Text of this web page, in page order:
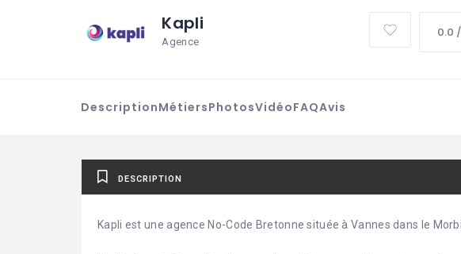
Kapli
Agence
0.0
DescriptionMétiersPhotosVidéoFAQAvis
DESCRIPTION
Kapli est une agence No-Code Bretonne située à Vannes dans le